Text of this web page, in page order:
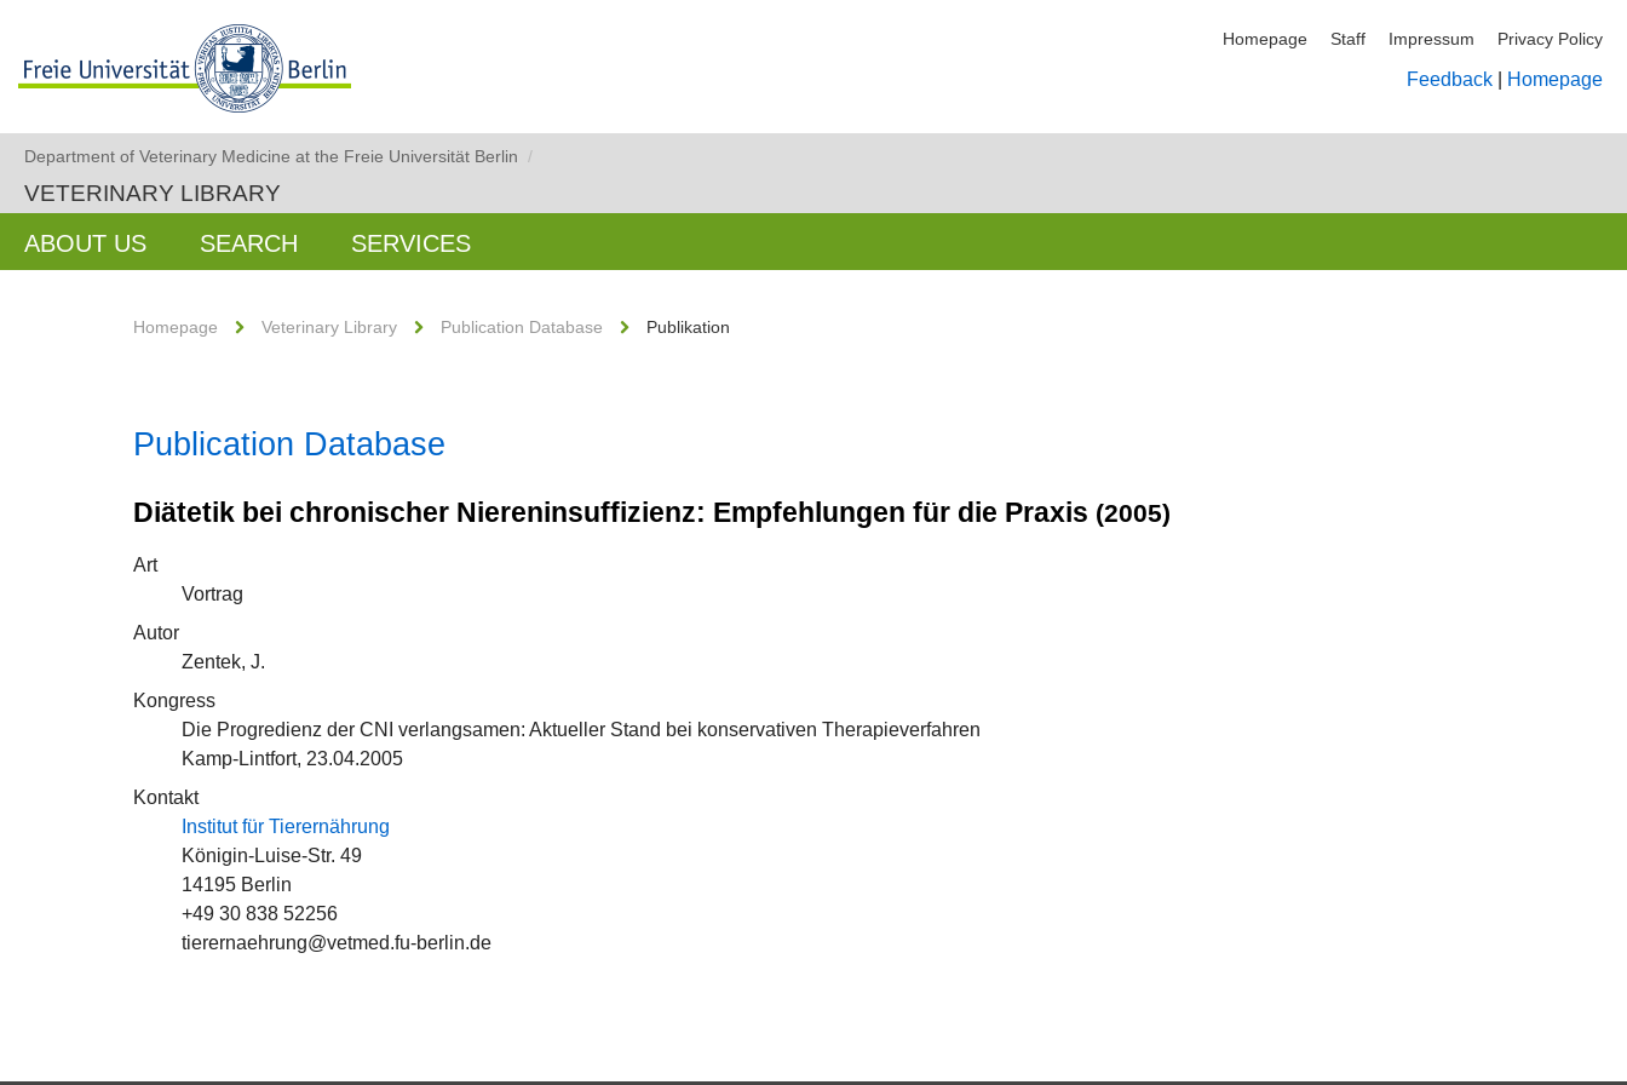
Homepage Staff Impressum Privacy Policy
Feedback Homepage
Department of Veterinary Medicine at the Freie Universität Berlin /
VETERINARY LIBRARY
ABOUT US SEARCH SERVICES
Homepage Veterinary Library Publication Database Publikation
Publication Database
Diätetik bei chronischer Niereninsuffizienz: Empfehlungen für die Praxis (2005)
Art
Vortrag
Autor
Zentek, J.
Kongress
Die Progredienz der CNI verlangsamen: Aktueller Stand bei konservativen Therapieverfahren
Kamp-Lintfort, 23.04.2005
Kontakt
Institut für Tierernährung
Königin-Luise-Str. 49
14195 Berlin
+49 30 838 52256
tierernaehrung@vetmed.fu-berlin.de